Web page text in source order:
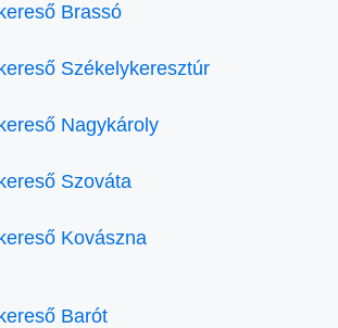
Brassó
Székelykeresztúr
Nagykároly
Szováta
Kovászna
Barót